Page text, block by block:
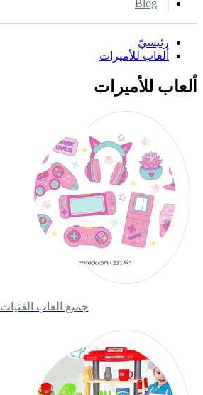
Blog
رئيسيّ
ألعاب للأميرات
ألعاب للأميرات
جميع العاب الفتيات